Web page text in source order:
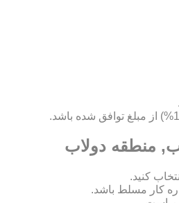
منطقه دولاب
کار مسلط باشد.